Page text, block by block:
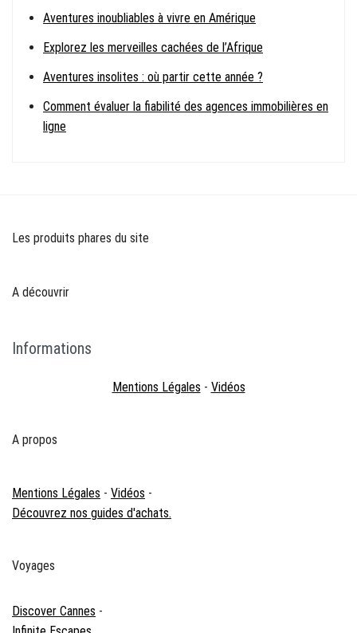
Aventures inoubliables à vivre en Amérique
Explorez les merveilles cachées de l’Afrique
Aventures insolites : où partir cette année ?
Comment évaluer la fiabilité des agences immobilières en
ligne
Les produits phares du site
A découvrir
Informations
Mentions Légales - Vidéos
A propos
Mentions Légales - Vidéos -
Découvrez nos guides d'achats.
Voyages
Discover Cannes -